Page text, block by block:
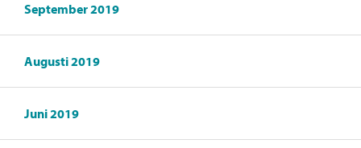
September 2019
Augusti 2019
Juni 2019